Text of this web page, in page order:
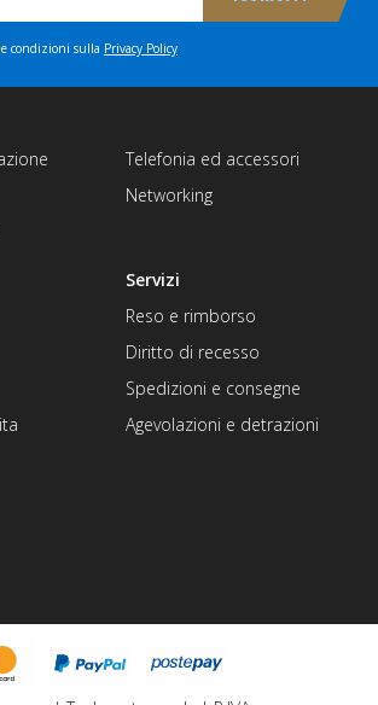
condizioni sulla Privacy Policy
Telefonia ed accessori
Networking
Servizi
Reso e rimborso
Diritto di recesso
Spedizioni e consegne
Agevolazioni e detrazioni